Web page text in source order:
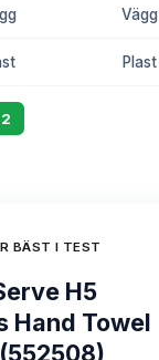
Vägg
Plast
BÄST I TEST
H5
Hand Towel